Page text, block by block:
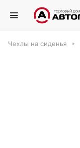
Чехлы на сиденья